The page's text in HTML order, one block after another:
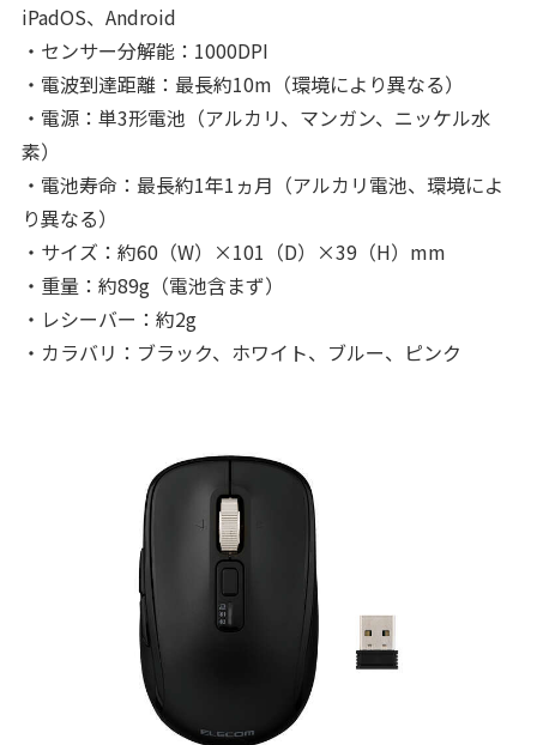
iPadOS、Android
・センサー分解能：1000DPI
・電波到達距離：最長約10m（環境により異なる）
・電源：単3形電池（アルカリ、マンガン、ニッケル水
素）
・電池寿命：最長約1年1ヵ月（アルカリ電池、環境によ
り異なる）
・サイズ：約60（W）×101（D）×39（H）mm
・重量：約89g（電池含まず）
・レシーバー：約2g
・カラバリ：ブラック、ホワイト、ブルー、ピンク